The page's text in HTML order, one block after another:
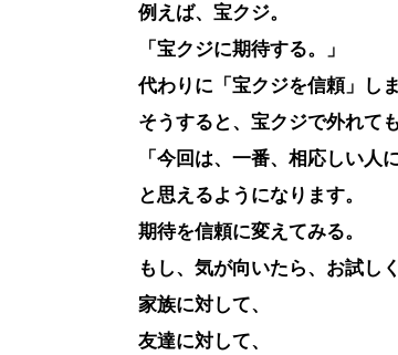
例えば、宝クジ。
「宝クジに期待する。」
代わりに「宝クジを信頼」しま
そうすると、宝クジで外れて
「今回は、一番、相応しい人
と思えるようになります。
期待を信頼に変えてみる。
もし、気が向いたら、お試し
家族に対して、
友達に対して、